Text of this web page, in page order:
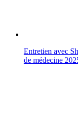
Entretien avec
de médecine